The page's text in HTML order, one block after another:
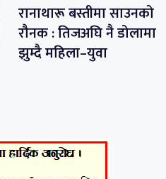
रानाथारू बस्तीमा साउनको
रौनक : तिजअघि नै डोलामा
झुम्दै महिला–युवा